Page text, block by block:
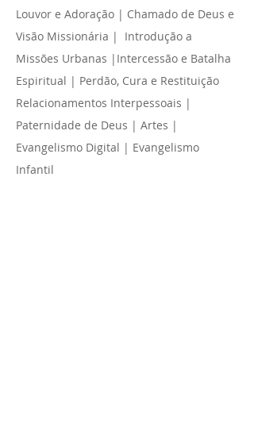
Louvor e Adoração | Chamado de Deus e
Visão Missionária | Introdução a
Missões Urbanas |Intercessão e Batalha
Espiritual | Perdão, Cura e Restituição
Relacionamentos Interpessoais |
Paternidade de Deus | Artes |
Evangelismo Digital | Evangelismo
Infantil